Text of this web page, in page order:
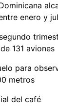
enero y
131 aviones
para
metros
del café